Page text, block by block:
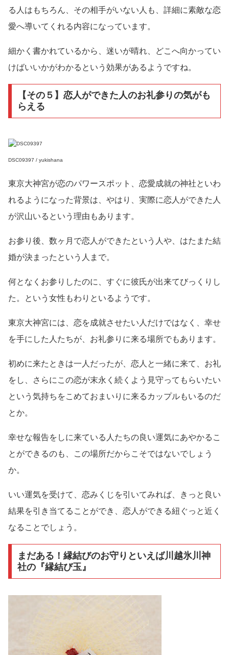
る人はもちろん、その相手がいない人も、詳細に素敵な恋
愛へ導いてくれる内容になっています。
細かく書かれているから、迷いが晴れ、どこへ向かってい
けばいいかがわかるという効果があるようですね。
【その５】恋人ができた人のお礼参りの気がも
らえる
DSC09397 / yukishana
東京大神宮が恋のパワースポット、恋愛成就の神社といわ
れるようになった背景は、やはり、実際に恋人ができた人
が沢山いるという理由もあります。
お参り後、数ヶ月で恋人ができたという人や、はたまた結
婚が決まったという人まで。
何となくお参りしたのに、すぐに彼氏が出来てびっくりし
た。という女性もわりといるようです。
東京大神宮には、恋を成就させたい人だけではなく、幸せ
を手にした人たちが、お礼参りに来る場所でもあります。
初めに来たときは一人だったが、恋人と一緒に来て、お礼
をし、さらにこの恋が末永く続くよう見守ってもらいたい
という気持ちをこめておまいりに来るカップルもいるのだ
とか。
幸せな報告をしに来ている人たちの良い運気にあやかるこ
とができるのも、この場所だからこそではないでしょう
か。
いい運気を受けて、恋みくじを引いてみれば、きっと良い
結果を引き当てることができ、恋人ができる紐ぐっと近く
なることでしょう。
まだある！縁結びのお守りといえば川越氷川神
社の『縁結び玉』